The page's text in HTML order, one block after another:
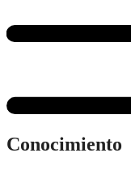
Conocimiento